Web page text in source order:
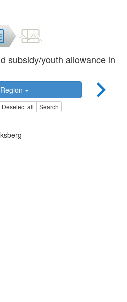
subsidy/youth allowance in
Region
Deselect all Search